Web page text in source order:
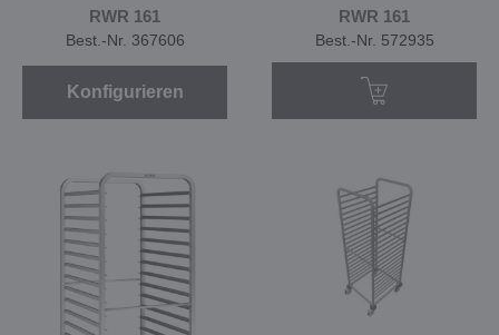
RWR 161
Best.-Nr. 367606
Konfigurieren
RWR 161
Best.-Nr. 572935